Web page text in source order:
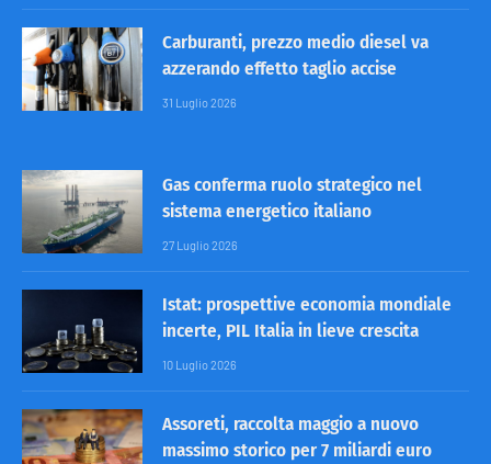
Carburanti, prezzo medio diesel va
azzerando effetto taglio accise
31 Luglio 2026
Gas conferma ruolo strategico nel
sistema energetico italiano
27 Luglio 2026
Istat: prospettive economia mondiale
incerte, PIL Italia in lieve crescita
10 Luglio 2026
Assoreti, raccolta maggio a nuovo
massimo storico per 7 miliardi euro